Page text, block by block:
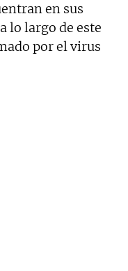
en sus
lo largo de este
por el virus